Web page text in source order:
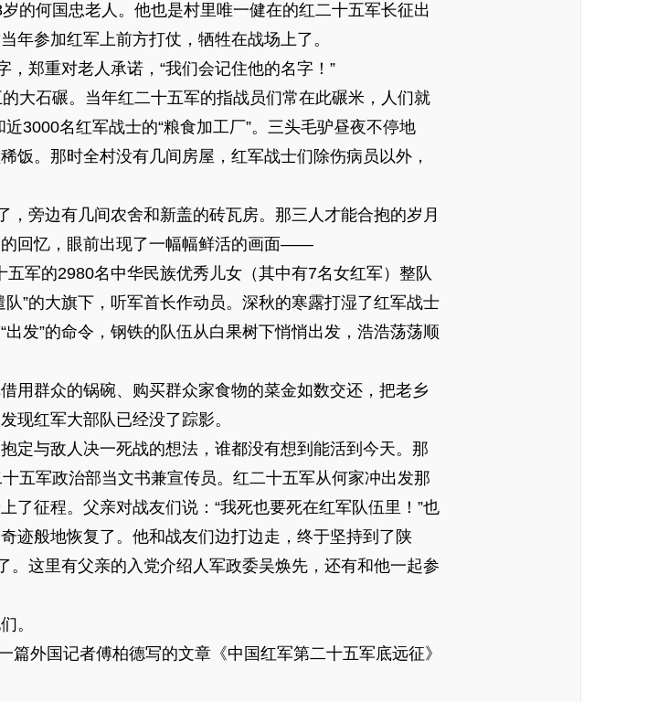
何国忠老人。他也是村里唯一健在的红二十五军长征出
年参加红军上前方打仗，牺牲在战场上了。
重对老人承诺，“我们会记住他的名字！”
石碾。当年红二十五军的指战员们常在此碾米，人们就
3000名红军战士的“粮食加工厂”。三头毛驴昼夜不停地
饭。那时全村没有几间房屋，红军战士们除伤病员以外，
旁边有几间农舍和新盖的砖瓦房。那三人才能合抱的岁月
回忆，眼前出现了一幅幅鲜活的画面——
的2980名中华民族优秀儿女（其中有7名女红军）整队
”的大旗下，听军首长作动员。深秋的寒露打湿了红军战士
发”的命令，钢铁的队伍从白果树下悄悄出发，浩浩荡荡顺
群众的锅碗、购买群众家食物的菜金如数交还，把老乡
现红军大部队已经没了踪影。
与敌人决一死战的想法，谁都没有想到能活到今天。那
五军政治部当文书兼宣传员。红二十五军从何家冲出发那
了征程。父亲对战友们说：“我死也要死在红军队伍里！”也
迹般地恢复了。他和战友们边打边走，终于坚持到了陕
这里有父亲的入党介绍人军政委吴焕先，还有和他一起参
。
外国记者傅柏德写的文章《中国红军第二十五军底远征》